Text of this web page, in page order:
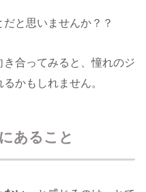
と思いませんか？？
合ってみると、憧れのジ
かもしれません。
あること